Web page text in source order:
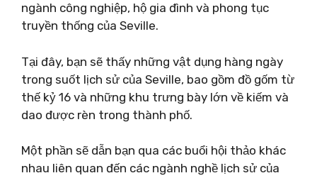
ngành công nghiệp, hộ gia đình và phong tục
truyền thống của Seville.
Tại đây, bạn sẽ thấy những vật dụng hàng ngày
trong suốt lịch sử của Seville, bao gồm đồ gốm từ
thế kỷ 16 và những khu trưng bày lớn về kiếm và
dao được rèn trong thành phố.
Một phần sẽ dẫn bạn qua các buổi hội thảo khác
nhau liên quan đến các ngành nghề lịch sử của